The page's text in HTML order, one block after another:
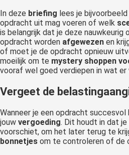
In deze briefing lees je
opdracht uit mag voeren of welk
is belangrijk dat je deze nauwkeurig
opdracht worden afgewezen en
of moet je de opdracht opnieuw
moeilijk om te mystery shoppen
vooraf wel goed verdiepen in wat er
Vergeet de
Wanneer je een opdracht
jouw vergoeding. Dit houdt in dat je
voorschiet, om het later terug te
bonnetjes om te controleren of de